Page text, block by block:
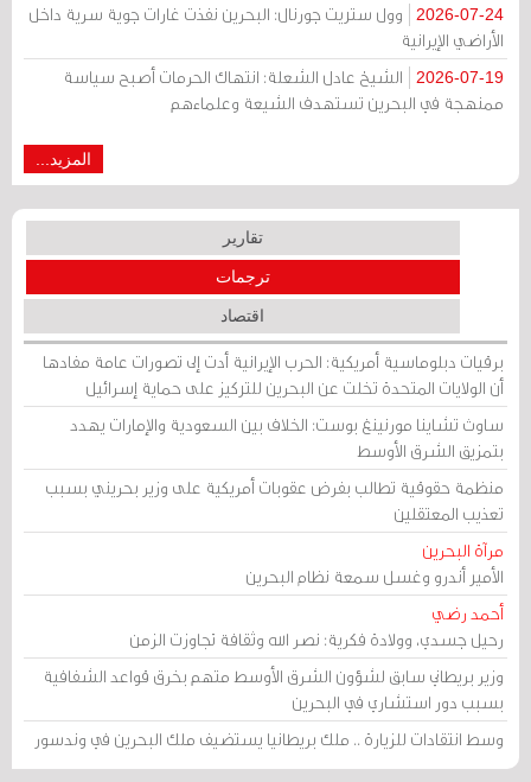
2026-07-24
وول ستريت جورنال: البحرين نفذت غارات جوية سرية داخل
الأراضي الإيرانية
2026-07-19
الشيخ عادل الشعلة: انتهاك الحرمات أصبح سياسة
ممنهجة في البحرين تستهدف الشيعة وعلماءهم
المزيد...
تقارير
ترجمات
اقتصاد
برقيات دبلوماسية أمريكية: الحرب الإيرانية أدت إلى تصورات عامة مفادها
أن الولايات المتحدة تخلت عن البحرين للتركيز على حماية إسرائيل
ساوث تشاينا مورنينغ بوست: الخلاف بين السعودية والإمارات يهدد
بتمزيق الشرق الأوسط
منظمة حقوقية تطالب بفرض عقوبات أمريكية على وزير بحريني بسبب
تعذيب المعتقلين
مرآة البحرين
الأمير أندرو وغسل سمعة نظام البحرين
أحمد رضي
رحيل جسدي، وولادة فكرية: نصر الله وثقافة تجاوزت الزمن
وزير بريطاني سابق لشؤون الشرق الأوسط متهم بخرق قواعد الشفافية
بسبب دور استشاري في البحرين
وسط انتقادات للزيارة .. ملك بريطانيا يستضيف ملك البحرين في وندسور